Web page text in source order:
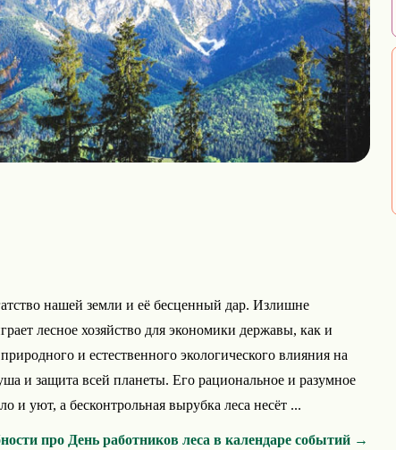
нашей земли и её бесценный дар. Излишне
лесное хозяйство для экономики державы, как и
и естественного экологического влияния на
и защита всей планеты. Его рациональное и разумное
и уют, а бесконтрольная вырубка леса несёт ...
про День работников леса в календаре событий →